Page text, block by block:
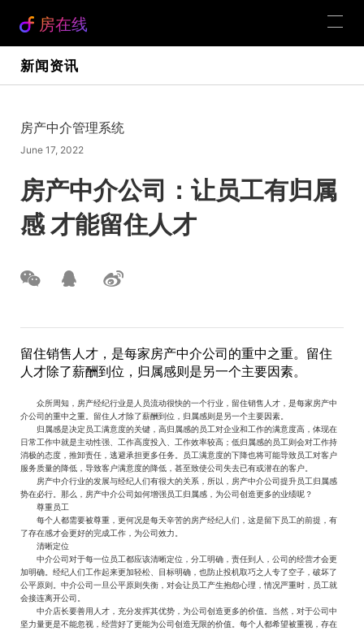
房在线
新闻资讯
房产中介管理系统
June 17, 2022
房产中介公司：让员工有归属
感 才能留住人才
留住销售人才，是每家房产中介公司的重中之重。留住
人才除了薪酬到位，归属感则是另一个主要因素。
众所周知，房产经纪行业是人员流动很快的一个行业，留住销售人才，是每家房产中
介公司的重中之重。留住人才除了薪酬到位，归属感则是另一个主要因素。
归属感是决定员工满意度的关键，高归属感的员工对企业和工作的满意度高，体现在
日常工作中就是主动性强、工作高度投入、工作效率较高；低归属感的员工则会对工作持
消极的态度，推卸责任，逃避承担更多任务。员工满意度的下降也将可能导致员工对客户
服务质量的降低，导致客户满意度的降低，甚至致使公司失去已有或潜在的客户。
房产中介行业的发展与经纪人们有很大的关系，所以，房产中介公司提升员工归属感
势在必行。那么，房产中介公司如何增强员工归属感，为公司创造更多的业绩呢？
尊重员工
每个人都需要被尊重，更何况是每天辛苦的房产经纪人们，这是留下员工的前提，有
了存在感才会更好的完成工作，为公司效力。
清晰定位
中介公司对于每一位员工都应该清晰定位，分工明确，责任到人，公司的经营才会更
加明确。经纪人们工作起来更加轻松、目标明确，也防止投机取巧之人专了空子，破坏了
公平原则。中介公司一旦公平原则失衡，对会让员工产生抱怨心理，情况严重时，员工就
会接连离开公司。
中介店长要善用人才，充分发挥其优势，为公司创造更多的价值。当然，对于公司中
坚力量更是不能忽视，经营好了更能为公司创造无限的价值。每个人都希望被重视，存在